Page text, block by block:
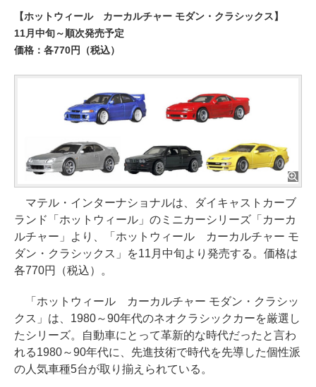
【ホットウィール カーカルチャー モダン・クラシックス】
11月中旬～順次発売予定
価格：各770円（税込）
マテル・インターナショナルは、ダイキャストカーブ
ランド「ホットウィール」のミニカーシリーズ「カーカ
ルチャー」より、「ホットウィール カーカルチャー モ
ダン・クラシックス」を11月中旬より発売する。価格は
各770円（税込）。
「ホットウィール カーカルチャー モダン・クラシッ
クス」は、1980～90年代のネオクラシックカーを厳選し
たシリーズ。自動車にとって革新的な時代だったと言わ
れる1980～90年代に、先進技術で時代を先導した個性派
の人気車種5台が取り揃えられている。